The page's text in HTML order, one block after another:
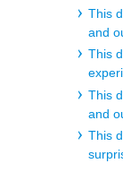
This
and
This
This
and
This